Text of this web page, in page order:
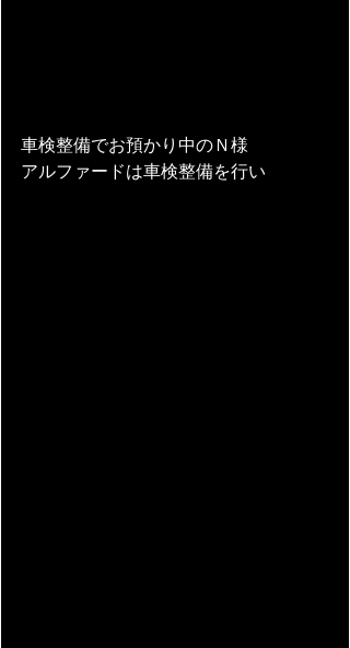
車検整備でお預かり中のＮ様
アルファードは車検整備を行い